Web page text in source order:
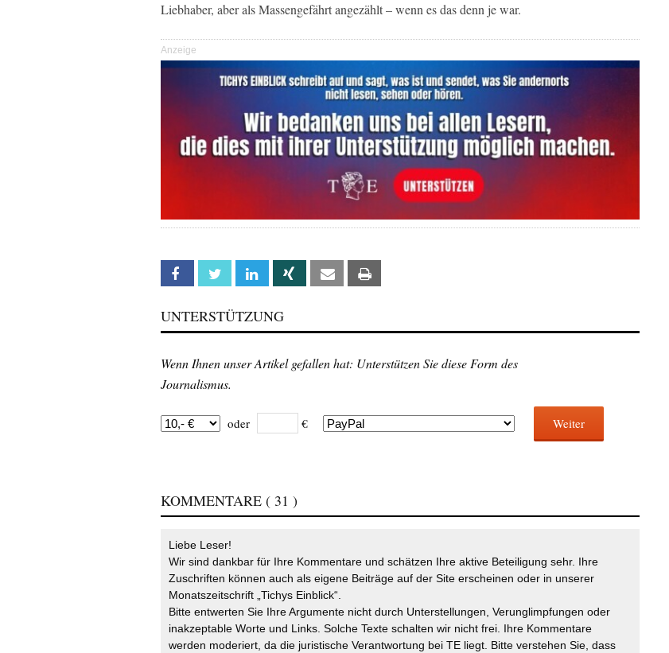
Liebhaber, aber als Massengefährt angezählt – wenn es das denn je war.
Anzeige
Facebook Twitter Linkedin Xing Email
UNTERSTÜTZUNG
Wenn Ihnen unser Artikel gefallen hat: Unterstützen Sie diese Form des
Journalismus.
oder € Weiter
KOMMENTARE ( 31 )
Liebe Leser!
Wir sind dankbar für Ihre Kommentare und schätzen Ihre aktive Beteiligung sehr. Ihre
Zuschriften können auch als eigene Beiträge auf der Site erscheinen oder in unserer
Monatszeitschrift „Tichys Einblick“.
Bitte entwerten Sie Ihre Argumente nicht durch Unterstellungen, Verunglimpfungen oder
inakzeptable Worte und Links. Solche Texte schalten wir nicht frei. Ihre Kommentare
werden moderiert, da die juristische Verantwortung bei TE liegt. Bitte verstehen Sie, dass